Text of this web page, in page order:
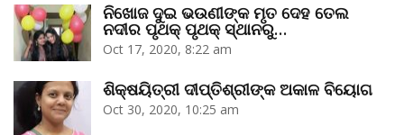
ନିଖୋଜ ଦୁଇ ଭଉଣୀଙ୍କ ମୃତ ଦେହ ତେଲ
ନଦୀର ପୃଥକ୍‌ ପୃଥକ୍‌ ସ୍ଥାନରୁ…
Oct 17, 2020, 8:22 am
ଶିକ୍ଷୟିତ୍ରୀ ଦୀପ୍ତିଶ୍ରୀଙ୍କ ଅକାଳ ବିୟୋଗ
Oct 30, 2020, 10:25 am